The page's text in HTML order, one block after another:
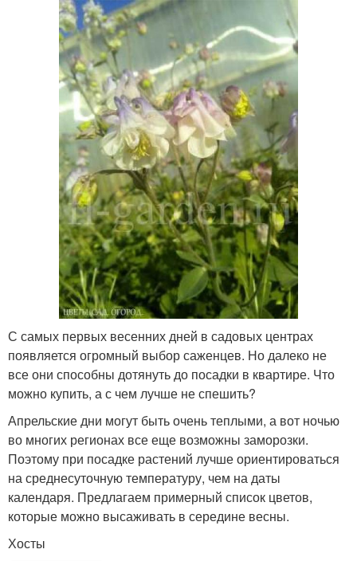
С самых первых весенних дней в садовых центрах
появляется огромный выбор саженцев. Но далеко не
все они способны дотянуть до посадки в квартире. Что
можно купить, а с чем лучше не спешить?
Апрельские дни могут быть очень теплыми, а вот ночью
во многих регионах все еще возможны заморозки.
Поэтому при посадке растений лучше ориентироваться
на среднесуточную температуру, чем на даты
календаря. Предлагаем примерный список цветов,
которые можно высаживать в середине весны.
Хосты